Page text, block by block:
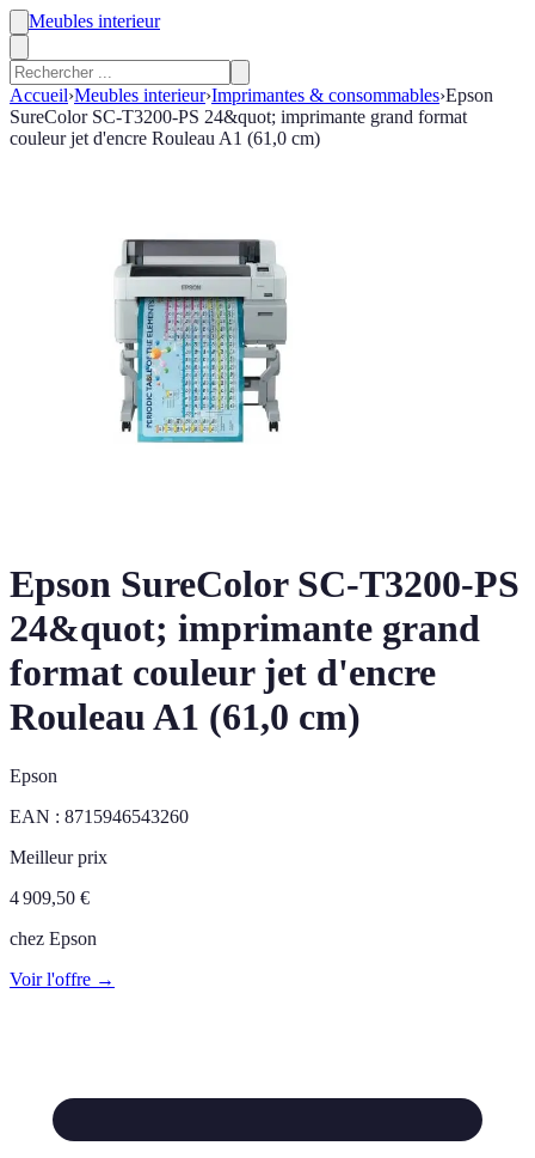
Meubles interieur
Accueil›Meubles interieur›Imprimantes & consommables›Epson
SureColor SC-T3200-PS 24&quot; imprimante grand format
couleur jet d'encre Rouleau A1 (61,0 cm)
Epson SureColor SC-T3200-PS
24&quot; imprimante grand
format couleur jet d'encre
Rouleau A1 (61,0 cm)
Epson
EAN : 8715946543260
Meilleur prix
4 909,50 €
chez Epson
Voir l'offre →